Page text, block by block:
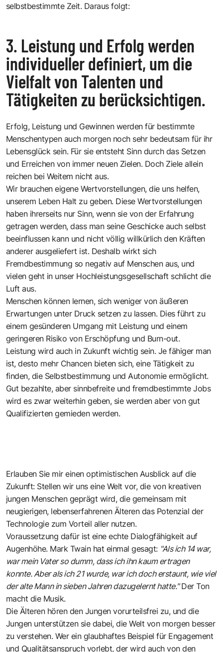
selbstbestimmte Zeit. Daraus folgt:
3. Leistung und Erfolg werden
individueller definiert, um die
Vielfalt von Talenten und
Tätigkeiten zu berücksichtigen.
Erfolg, Leistung und Gewinnen werden für bestimmte
Menschentypen auch morgen noch sehr bedeutsam für ihr
Lebensglück sein. Für sie entsteht Sinn durch das Setzen
und Erreichen von immer neuen Zielen. Doch Ziele allein
reichen bei Weitem nicht aus.
Wir brauchen eigene Wertvorstellungen, die uns helfen,
unserem Leben Halt zu geben. Diese Wertvorstellungen
haben ihrerseits nur Sinn, wenn sie von der Erfahrung
getragen werden, dass man seine Geschicke auch selbst
beeinflussen kann und nicht völlig willkürlich den Kräften
anderer ausgeliefert ist. Deshalb wirkt sich
Fremdbestimmung so negativ auf Menschen aus, und
vielen geht in unser Hochleistungsgesellschaft schlicht die
Luft aus.
Menschen können lernen, sich weniger von äußeren
Erwartungen unter Druck setzen zu lassen. Dies führt zu
einem gesünderen Umgang mit Leistung und einem
geringeren Risiko von Erschöpfung und Burn-out.
Leistung wird auch in Zukunft wichtig sein. Je fähiger man
ist, desto mehr Chancen bieten sich, eine Tätigkeit zu
finden, die Selbstbestimmung und Autonomie ermöglicht.
Gut bezahlte, aber sinnbefreite und fremdbestimmte Jobs
wird es zwar weiterhin geben, sie werden aber von gut
Qualifizierten gemieden werden.
Erlauben Sie mir einen optimistischen Ausblick auf die
Zukunft: Stellen wir uns eine Welt vor, die von kreativen
jungen Menschen geprägt wird, die gemeinsam mit
neugierigen, lebenserfahrenen Älteren das Potenzial der
Technologie zum Vorteil aller nutzen.
Voraussetzung dafür ist eine echte Dialogfähigkeit auf
Augenhöhe. Mark Twain hat einmal gesagt: "Als ich 14 war,
war mein Vater so dumm, dass ich ihn kaum ertragen
konnte. Aber als ich 21 wurde, war ich doch erstaunt, wie viel
der alte Mann in sieben Jahren dazugelernt hatte."Der Ton
macht die Musik.
Die Älteren hören den Jungen vorurteilsfrei zu, und die
Jungen unterstützen sie dabei, die Welt von morgen besser
zu verstehen. Wer ein glaubhaftes Beispiel für Engagement
und Qualitätsanspruch vorlebt, der wird auch von den